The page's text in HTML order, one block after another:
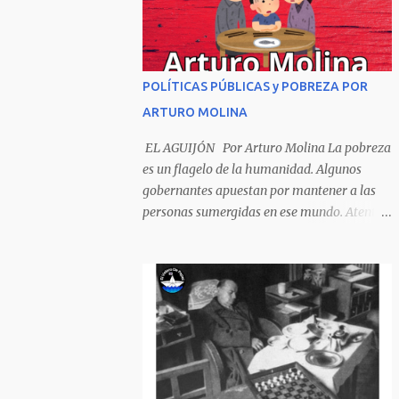
Sombrero encintado y chupa de boda. -
¡Muchacho, no salgas!- le grita mamá pero
él hace un gesto y orondo se va. Halló en el
camino, a un ratón vecino Y le dijo: -¡amigo!-
venga usted conmigo, Visitemos juntos a
doña ratona Y habrá francachela y habrá
comilona. A poco llegaron, y avanza ratón,
Estírase el cuello, coge el aldabón, Da dos o
tres golpes, preguntan: ¿quién es? -Yo doña
ratona, beso a usted los pies ¿Está usted en
algodón, pero eso no importa; bienvenidos
son. Se hicieron la venia, se dieron la mano, Y
dice Rat...
POLÍTICAS PÚBLICAS y POBREZA POR
ARTURO MOLINA
EL AGUIJÓN Por Arturo Molina La pobreza
es un flagelo de la humanidad. Algunos
gobernantes apuestan por mantener a las
personas sumergidas en ese mundo. Atentan
elude la política pública que cimiente las
bases para minimizar el impacto negativo
en el desarrollo de los países. Desarrollados,
sub desarrollados, atrasados y como se les
quiera llamar, son parte de un escenario
donde se conjuga el poder y el control en